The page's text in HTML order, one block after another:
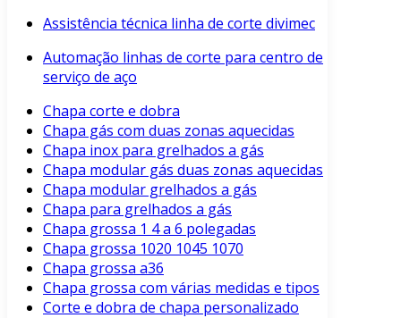
Assistência técnica linha de corte divimec
Automação linhas de corte para centro de
serviço de aço
Chapa corte e dobra
Chapa gás com duas zonas aquecidas
Chapa inox para grelhados a gás
Chapa modular gás duas zonas aquecidas
Chapa modular grelhados a gás
Chapa para grelhados a gás
Chapa grossa 1 4 a 6 polegadas
Chapa grossa 1020 1045 1070
Chapa grossa a36
Chapa grossa com várias medidas e tipos
Corte e dobra de chapa personalizado